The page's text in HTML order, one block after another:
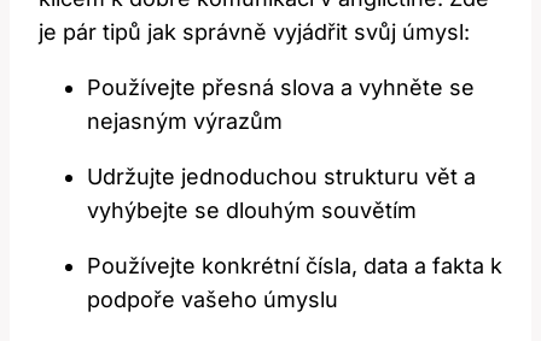
je pár tipů jak správně vyjádřit svůj úmysl:
Používejte přesná slova a vyhněte se
nejasným výrazům
Udržujte jednoduchou strukturu vět a
vyhýbejte se dlouhým souvětím
Používejte konkrétní čísla, data a fakta k
podpoře vašeho úmyslu